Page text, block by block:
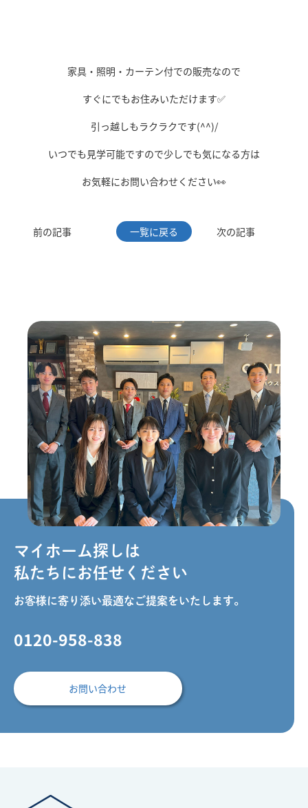
家具・照明・カーテン付での販売なので
すぐにでもお住みいただけます✅
引っ越しもラクラクです(^^)/
いつでも見学可能ですので少しでも気になる方は
お気軽にお問い合わせください👀
前の記事 一覧に戻る 次の記事
マイホーム探しは
私たちにお任せください
お客様に寄り添い最適なご提案をいたします。
0120-958-838
お問い合わせ